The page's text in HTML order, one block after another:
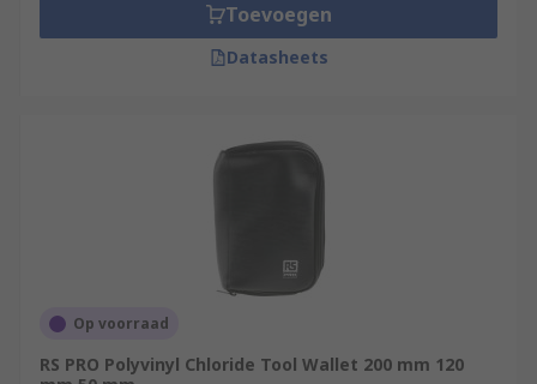
Toevoegen
Datasheets
Op voorraad
RS PRO Polyvinyl Chloride Tool Wallet 200 mm 120